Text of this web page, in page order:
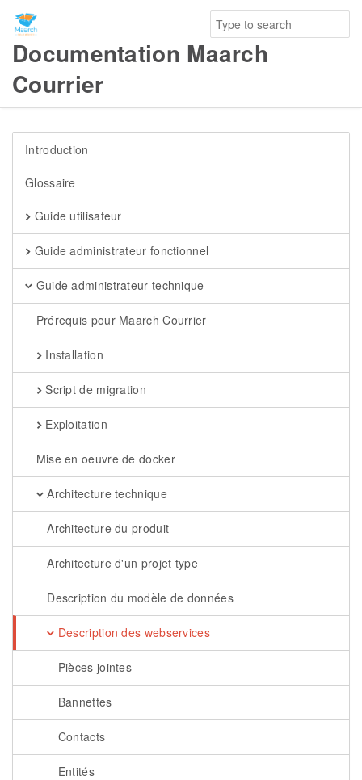
Documentation Maarch
Courrier
Introduction
Glossaire
Guide utilisateur
Guide administrateur fonctionnel
Guide administrateur technique
Prérequis pour Maarch Courrier
Installation
Script de migration
Exploitation
Mise en oeuvre de docker
Architecture technique
Architecture du produit
Architecture d'un projet type
Description du modèle de données
Description des webservices
Pièces jointes
Bannettes
Contacts
Entités